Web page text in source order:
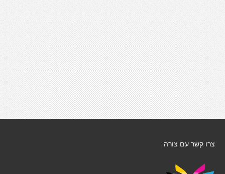
צרו קשר עם צורה